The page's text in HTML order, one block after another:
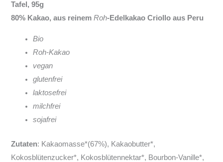
Tafel, 95g
80% Kakao, aus reinemRoh-Edelkakao Criollo aus Peru
Bio
Roh-Kakao
vegan
glutenfrei
laktosefrei
milchfrei
sojafrei
Zutaten: Kakaomasse*(67%), Kakaobutter*,
Kokosblütenzucker*, Kokosblütennektar*, Bourbon-Vanille*,